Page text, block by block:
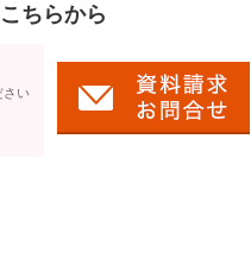
ちらから
さい